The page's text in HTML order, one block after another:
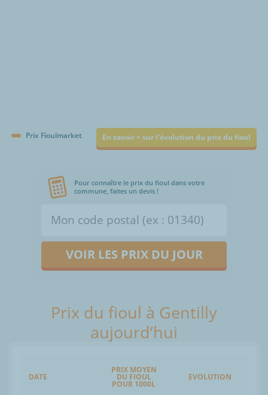
Prix Fioulmarket En savoir + sur l'évolution du prix du fioul
Pour connaître le prix du fioul dans votre
commune, faites un devis !
VOIR LES PRIX DU JOUR
Prix du fioul à Gentilly
aujourd’hui
DATE
PRIX MOYEN
DU FIOUL
POUR 1000L
EVOLUTION